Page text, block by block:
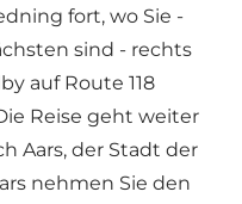
fort, wo Sie -
sind - rechts
auf Route 118
Reise geht weiter
Aars, der Stadt der
nehmen Sie den